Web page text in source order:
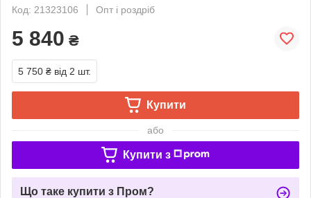
Код: 21323106
Опт і роздріб
5 840 ₴
5 750 ₴ від 2 шт.
Купити
або
Купити з
Що таке купити з Пром?